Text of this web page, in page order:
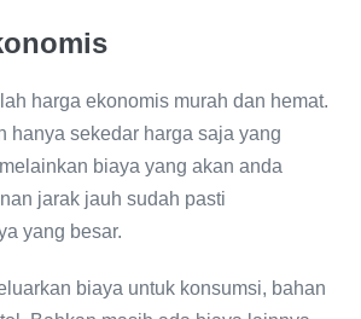
harga ekonomis murah dan hemat.
hanya sekedar harga saja yang
biaya yang akan anda
jarak jauh sudah pasti
yang besar.
biaya untuk konsumsi, bahan